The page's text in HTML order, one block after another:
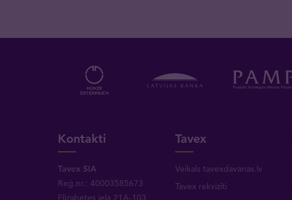
Kontakti
Tavex SIA
Reģ.nr.: 40003585673
Elizabetes iela 21A-103,
Tavex
Veikals tavexdavanas.lv
Tavex rekvizīti